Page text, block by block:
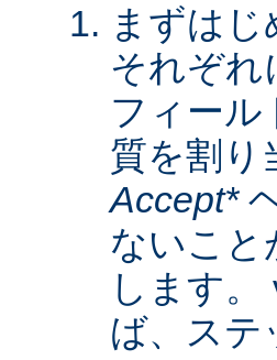
まずは
それぞ
フィール
質を割り
Accept*
ないこと
します
ば、ステ